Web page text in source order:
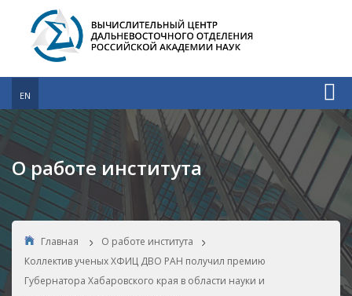
EN
О работе института
Главная
О работе института
Коллектив ученых ХФИЦ ДВО РАН получил премию
Губернатора Хабаровского края в области науки и